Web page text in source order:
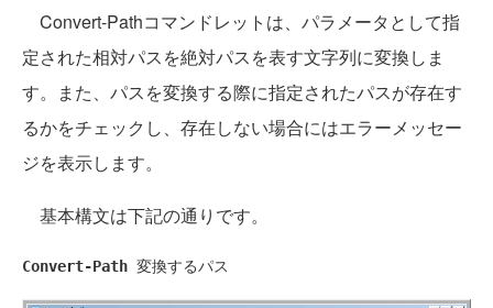
Convert-Pathコマンドレットは、パラメータとして指
定された相対パスを絶対パスを表す文字列に変換しま
す。また、パスを変換する際に指定されたパスが存在す
るかをチェックし、存在しない場合にはエラーメッセー
ジを表示します。
基本構文は下記の通りです。
Convert-Path 変換するパス